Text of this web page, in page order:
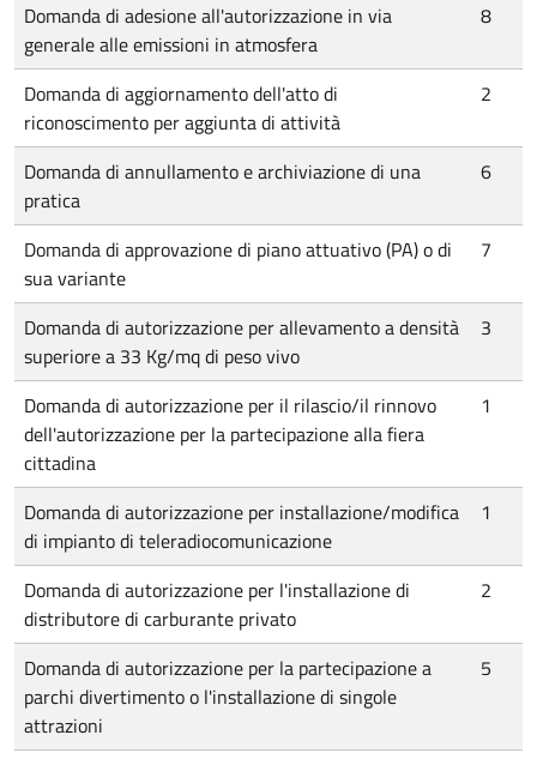
Domanda di adesione all'autorizzazione in via
generale alle emissioni in atmosfera
8
Domanda di aggiornamento dell'atto di
riconoscimento per aggiunta di attività
2
Domanda di annullamento e archiviazione di una
pratica
6
Domanda di approvazione di piano attuativo (PA) o di
sua variante
7
Domanda di autorizzazione per allevamento a densità
superiore a 33 Kg/mq di peso vivo
3
Domanda di autorizzazione per il rilascio/il rinnovo
dell'autorizzazione per la partecipazione alla fiera
cittadina
1
Domanda di autorizzazione per installazione/modifica
di impianto di teleradiocomunicazione
1
Domanda di autorizzazione per l'installazione di
distributore di carburante privato
2
Domanda di autorizzazione per la partecipazione a
parchi divertimento o l'installazione di singole
attrazioni
5